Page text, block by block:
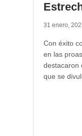
31 enero,
Con éxito
en las
destacaron
que se